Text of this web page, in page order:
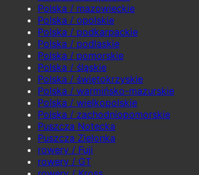
Polska / mazowieckie
Polska / opolskie
Polska / podkarpackie
Polska / podlaskie
Polska / pomorskie
Polska / śląskie
Polska / świętokrzyskie
Polska / warmińsko-mazurskie
Polska / wielkopolskie
Polska / zachodniopomorskie
Puszcza Notecka
Puszcza Zielonka
rowery / Fuji
rowery / GT